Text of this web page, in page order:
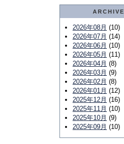
ARCHIVE
2026年08月 (10)
2026年07月 (14)
2026年06月 (10)
2026年05月 (11)
2026年04月 (8)
2026年03月 (9)
2026年02月 (8)
2026年01月 (12)
2025年12月 (16)
2025年11月 (10)
2025年10月 (9)
2025年09月 (10)